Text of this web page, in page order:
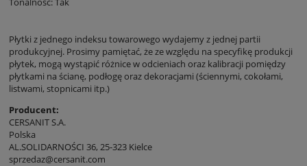
Płytki z jednego indeksu towarowego wydajemy z jednej partii
produkcyjnej. Prosimy pamiętać, że ze względu na specyfikę produkcji
płytek, mogą wystąpić różnice w odcieniach oraz kalibracji pomiędzy
płytkami na ścianę, podłogę oraz dekoracjami (ściennymi, cokołami,
listwami, stopnicami itp.)
Producent:
CERSANIT S.A.
Polska
AL.SOLIDARNOŚCI 36, 25-323 Kielce
sprzedaz@cersanit.com